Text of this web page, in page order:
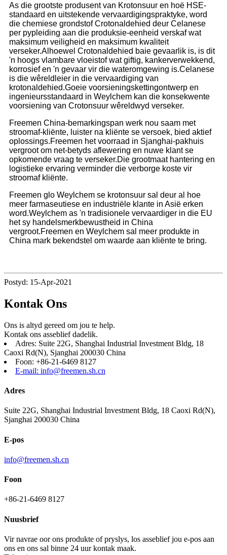
As die grootste produsent van Krotonsuur en hoë HSE-
standaard en uitstekende vervaardigingspraktyke, word
die chemiese grondstof Crotonaldehied deur Celanese
per pypleiding aan die produksie-eenheid verskaf wat
maksimum veiligheid en maksimum kwaliteit
verseker.Alhoewel Crotonaldehied baie gevaarlik is, is dit
'n hoogs vlambare vloeistof wat giftig, kankerverwekkend,
korrosief en 'n gevaar vir die wateromgewing is.Celanese
is die wêreldleier in die vervaardiging van
krotonaldehied.Goeie voorsieningskettingontwerp en
ingenieursstandaard in Weylchem ​​kan die konsekwente
voorsiening van Crotonsuur wêreldwyd verseker.
Freemen China-bemarkingspan werk nou saam met
stroomaf-kliënte, luister na kliënte se versoek, bied aktief
oplossings.Freemen het voorraad in Sjanghai-pakhuis
vergroot om net-betyds aflewering en nuwe klant se
opkomende vraag te verseker.Die grootmaat hantering en
logistieke ervaring verminder die verborge koste vir
stroomaf kliënte.
Freemen glo Weylchem ​​se krotonsuur sal deur al hoe
meer farmaseutiese en industriële klante in Asië erken
word.Weylchem ​​as 'n tradisionele vervaardiger in die EU
het sy handelsmerkbewustheid in China
vergroot.Freemen en Weylchem ​​sal meer produkte in
China mark bekendstel om waarde aan kliënte te bring.
Postyd: 15-Apr-2021
Kontak Ons
Ons is altyd gereed om jou te help.
Kontak ons ​​asseblief dadelik.
Adres: Suite 22G, Shanghai Industrial Investment Bldg, 18
Caoxi Rd(N), Sjanghai 200030 China
Foon: +86-21-6469 8127
E-mail: info@freemen.sh.cn
Adres
Suite 22G, Shanghai Industrial Investment Bldg, 18 Caoxi Rd(N),
Sjanghai 200030 China
E-pos
info@freemen.sh.cn
Foon
+86-21-6469 8127
Nuusbrief
Vir navrae oor ons produkte of pryslys, los asseblief jou e-pos aan
ons en ons sal binne 24 uur kontak maak.